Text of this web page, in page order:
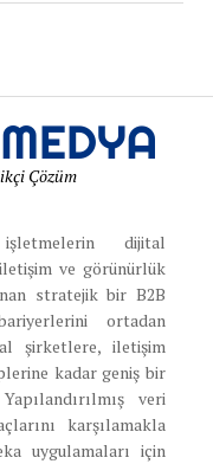
Çözüm
işletmelerin dijital
ve görünürlük
stratejik bir B2B
ortadan
şirketlere, iletişim
kadar geniş bir
veri
karşılamakla
uygulamaları için